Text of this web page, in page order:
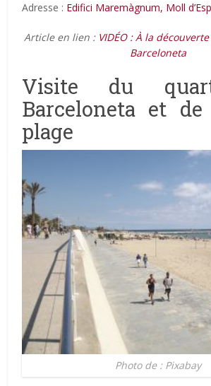
Adresse : Edifici Maremàgnum, Moll
Article en lien : VIDÉO : À la
Barceloneta
Visite du
Barceloneta et
plage
Photo de : Pixabay